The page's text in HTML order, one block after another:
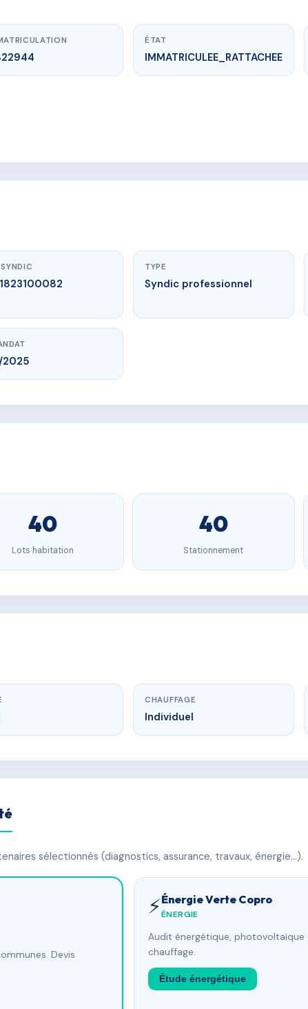
AC6822944
JEAN MOULIN 13960 SAUSSET LES PINS
ÉTAT
IMMATRICULEE_RATTACHEE
TYPE
Syndic professionnel
2025
40
Lots habitation
40
Stationnement
CHAUFFAGE
Individuel
sélectionnés (diagnostics, assurance, travaux, énergie…).
Devis
⚡Énergie Verte Copro
ÉNERGIE
Audit énergétique,
chauffage.
Étude énergétique